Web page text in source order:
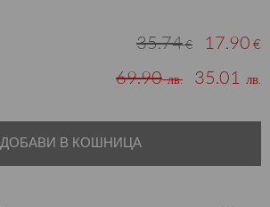
35.74€ 17.90 €
69.90лв. 35.01 лв.
ДОБАВИ В КОШНИЦА